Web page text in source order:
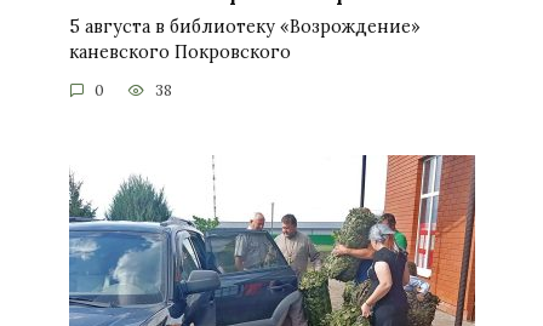
5 августа в библиотеку «Возрождение»
каневского Покровского
0 38